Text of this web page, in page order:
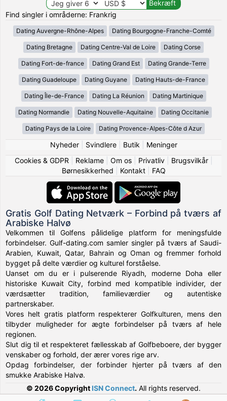
Find singler i områderne: Frankrig
Dating Auvergne-Rhône-Alpes Dating Bourgogne-Franche-Comté
Dating Bretagne Dating Centre-Val de Loire Dating Corse
Dating Fort-de-france Dating Grand Est Dating Grande-Terre
Dating Guadeloupe Dating Guyane Dating Hauts-de-France
Dating Île-de-France Dating La Réunion Dating Martinique
Dating Normandie Dating Nouvelle-Aquitaine Dating Occitanie
Dating Pays de la Loire Dating Provence-Alpes-Côte d Azur
Nyheder| Svindlere| Butik
Meninger
Cookies & GDPR
Reklame| Om os| Privatliv| Brugsvilkår|
Børnesikkerhed
Kontakt| FAQ
Gratis Golf Dating Netværk – Forbind på tværs af
Arabiske Halvø
Velkommen til Golfens pålidelige platform for meningsfulde
forbindelser. Gulf-dating.com samler singler på tværs af Saudi-
Arabien, Kuwait, Qatar, Bahrain og Oman og fremmer forhold
bygget på delte værdier og kulturel forståelse.
Uanset om du er i pulserende Riyadh, moderne Doha eller
historiske Kuwait City, forbind med kompatible individer, der
værdsætter tradition, familieværdier og autentiske
partnerskaber.
Vores helt gratis platform respekterer Golfkulturen, mens den
tilbyder muligheder for ægte forbindelser på tværs af hele
regionen.
Slut dig til et respekteret fællesskab af Golfbeboere, der bygger
venskaber og forhold, der ærer vores rige arv.
Opdag forbindelser, der forbinder hjerter på tværs af den
smukke Arabiske Halvø.
© 2026 Copyright ISN Connect. All rights reserved.